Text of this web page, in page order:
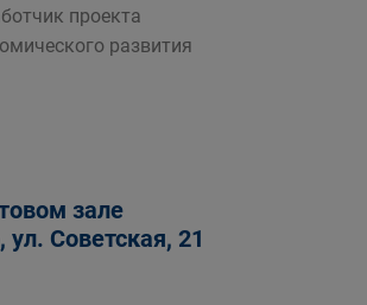
проекта
развития
зале
Советская, 21